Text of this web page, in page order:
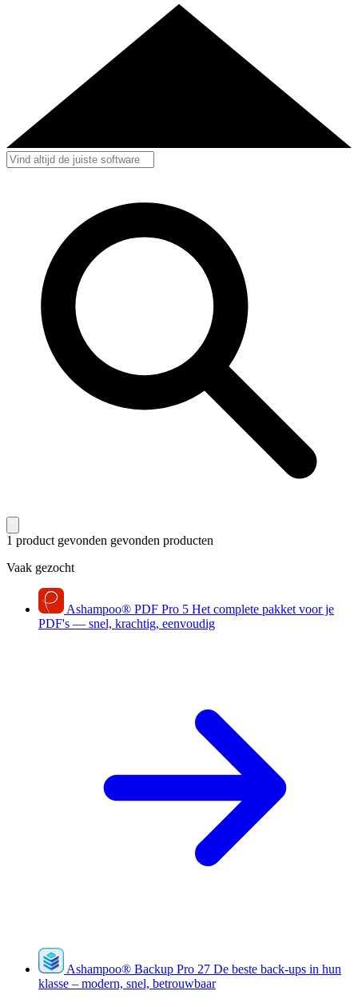
1 product gevonden gevonden producten
Vaak gezocht
Ashampoo® PDF Pro 5 Het complete pakket voor je
PDF's — snel, krachtig, eenvoudig
Ashampoo® Backup Pro 27 De beste back-ups in hun
klasse – modern, snel, betrouwbaar